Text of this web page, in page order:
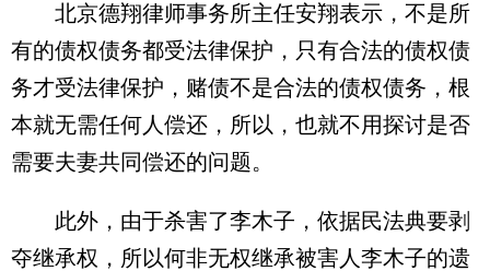
北京德翔律师事务所主任安翔表示，不是所
有的债权债务都受法律保护，只有合法的债权债
务才受法律保护，赌债不是合法的债权债务，根
本就无需任何人偿还，所以，也就不用探讨是否
需要夫妻共同偿还的问题。
此外，由于杀害了李木子，依据民法典要剥
夺继承权，所以何非无权继承被害人李木子的遗